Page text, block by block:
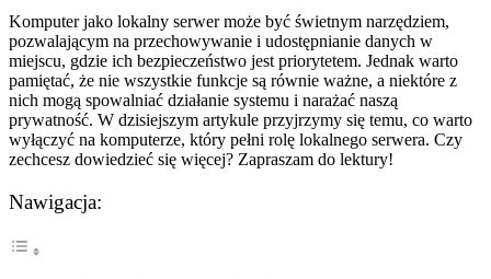
Komputer jako lokalny serwer może ⁣być świetnym ‍narzędziem,
pozwalającym na przechowywanie i udostępnianie danych w
miejscu, gdzie⁤ ich bezpieczeństwo jest priorytetem. Jednak warto
⁢pamiętać, że⁢ nie wszystkie funkcje są ‍równie ‍ważne,‍ a niektóre z⁢
nich⁢ mogą spowalniać działanie systemu ⁤i narażać naszą
prywatność.‌ W‌ dzisiejszym artykule​ przyjrzymy się temu, co warto
⁢wyłączyć na komputerze, który⁢ pełni rolę lokalnego serwera. Czy
⁢zechcesz dowiedzieć się więcej? ⁤Zapraszam do lektury!
Nawigacja: